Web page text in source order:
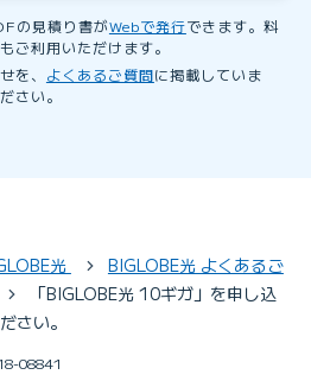
の見積り書がWebで発行できます。料
ご利用いただけます。
を、 よくあるご質問に掲載していま
さい。
光
BIGLOBE光 よくあるご
「BIGLOBE光 10ギガ」を申し込
さい。
08841